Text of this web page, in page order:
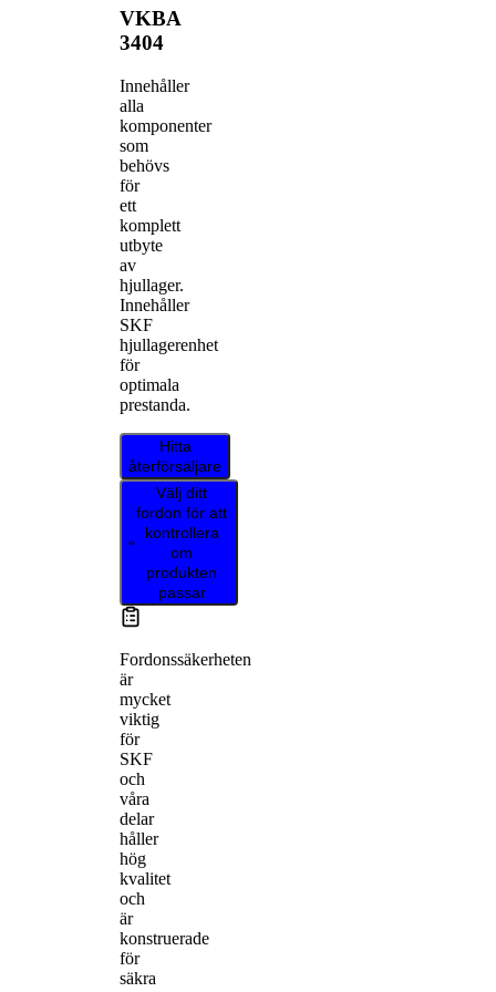
VKBA
3404
Innehåller
alla
komponenter
som
behövs
för
ett
komplett
utbyte
av
hjullager.
Innehåller
SKF
hjullagerenhet
för
optimala
prestanda.
Hitta
återförsäljare
Välj ditt
fordon för att
kontrollera
om
produkten
passar
Fordonssäkerheten
är
mycket
viktig
för
SKF
och
våra
delar
håller
hög
kvalitet
och
är
konstruerade
för
säkra